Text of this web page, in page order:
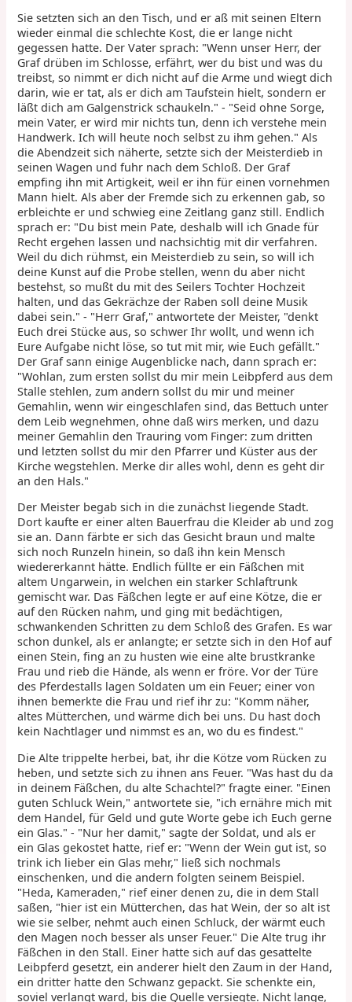
Sie setzten sich an den Tisch, und er aß mit seinen Eltern
wieder einmal die schlechte Kost, die er lange nicht
gegessen hatte. Der Vater sprach: "Wenn unser Herr, der
Graf drüben im Schlosse, erfährt, wer du bist und was du
treibst, so nimmt er dich nicht auf die Arme und wiegt dich
darin, wie er tat, als er dich am Taufstein hielt, sondern er
läßt dich am Galgenstrick schaukeln." - "Seid ohne Sorge,
mein Vater, er wird mir nichts tun, denn ich verstehe mein
Handwerk. Ich will heute noch selbst zu ihm gehen." Als
die Abendzeit sich näherte, setzte sich der Meisterdieb in
seinen Wagen und fuhr nach dem Schloß. Der Graf
empfing ihn mit Artigkeit, weil er ihn für einen vornehmen
Mann hielt. Als aber der Fremde sich zu erkennen gab, so
erbleichte er und schwieg eine Zeitlang ganz still. Endlich
sprach er: "Du bist mein Pate, deshalb will ich Gnade für
Recht ergehen lassen und nachsichtig mit dir verfahren.
Weil du dich rühmst, ein Meisterdieb zu sein, so will ich
deine Kunst auf die Probe stellen, wenn du aber nicht
bestehst, so mußt du mit des Seilers Tochter Hochzeit
halten, und das Gekrächze der Raben soll deine Musik
dabei sein." - "Herr Graf," antwortete der Meister, "denkt
Euch drei Stücke aus, so schwer Ihr wollt, und wenn ich
Eure Aufgabe nicht löse, so tut mit mir, wie Euch gefällt."
Der Graf sann einige Augenblicke nach, dann sprach er:
"Wohlan, zum ersten sollst du mir mein Leibpferd aus dem
Stalle stehlen, zum andern sollst du mir und meiner
Gemahlin, wenn wir eingeschlafen sind, das Bettuch unter
dem Leib wegnehmen, ohne daß wirs merken, und dazu
meiner Gemahlin den Trauring vom Finger: zum dritten
und letzten sollst du mir den Pfarrer und Küster aus der
Kirche wegstehlen. Merke dir alles wohl, denn es geht dir
an den Hals."
Der Meister begab sich in die zunächst liegende Stadt.
Dort kaufte er einer alten Bauerfrau die Kleider ab und zog
sie an. Dann färbte er sich das Gesicht braun und malte
sich noch Runzeln hinein, so daß ihn kein Mensch
wiedererkannt hätte. Endlich füllte er ein Fäßchen mit
altem Ungarwein, in welchen ein starker Schlaftrunk
gemischt war. Das Fäßchen legte er auf eine Kötze, die er
auf den Rücken nahm, und ging mit bedächtigen,
schwankenden Schritten zu dem Schloß des Grafen. Es war
schon dunkel, als er anlangte; er setzte sich in den Hof auf
einen Stein, fing an zu husten wie eine alte brustkranke
Frau und rieb die Hände, als wenn er fröre. Vor der Türe
des Pferdestalls lagen Soldaten um ein Feuer; einer von
ihnen bemerkte die Frau und rief ihr zu: "Komm näher,
altes Mütterchen, und wärme dich bei uns. Du hast doch
kein Nachtlager und nimmst es an, wo du es findest."
Die Alte trippelte herbei, bat, ihr die Kötze vom Rücken zu
heben, und setzte sich zu ihnen ans Feuer. "Was hast du da
in deinem Fäßchen, du alte Schachtel?" fragte einer. "Einen
guten Schluck Wein," antwortete sie, "ich ernähre mich mit
dem Handel, für Geld und gute Worte gebe ich Euch gerne
ein Glas." - "Nur her damit," sagte der Soldat, und als er
ein Glas gekostet hatte, rief er: "Wenn der Wein gut ist, so
trink ich lieber ein Glas mehr," ließ sich nochmals
einschenken, und die andern folgten seinem Beispiel.
"Heda, Kameraden," rief einer denen zu, die in dem Stall
saßen, "hier ist ein Mütterchen, das hat Wein, der so alt ist
wie sie selber, nehmt auch einen Schluck, der wärmt euch
den Magen noch besser als unser Feuer." Die Alte trug ihr
Fäßchen in den Stall. Einer hatte sich auf das gesattelte
Leibpferd gesetzt, ein anderer hielt den Zaum in der Hand,
ein dritter hatte den Schwanz gepackt. Sie schenkte ein,
soviel verlangt ward, bis die Quelle versiegte. Nicht lange,